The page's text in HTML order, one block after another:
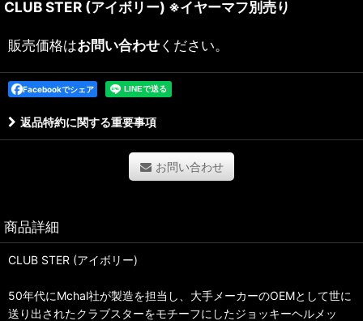
CLUB STER (アイボリー) ※イヤーマフ別売り
販売価格はお問い合わせください。
Facebookでシェア
返品特約に関する重要事項
お問い合わせ
商品詳細
CLUB STER (アイボリー)
50年代にMchal社が製造を担当し、大手メーカーのOEMとして世に
送り出されたクラブスターをモチーフにしたジョッキーヘルメッ